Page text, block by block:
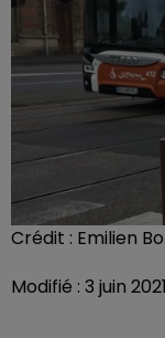
Crédit : Emilien
Modifié : 3 juin